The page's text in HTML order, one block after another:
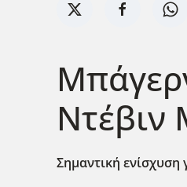
Ντέβιν
Σημαντική